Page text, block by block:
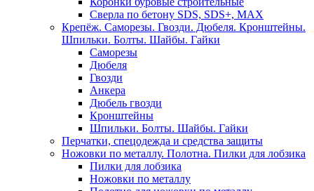
Сверла по бетону SDS, SDS+, MAX
Крепёж. Саморезы. Гвозди. Дюбеля. Кронштейны.
Шпильки. Болты. Шайбы. Гайки
Саморезы
Дюбеля
Гвозди
Анкера
Дюбель гвозди
Кронштейны
Шпильки. Болты. Шайбы. Гайки
Перчатки, спецодежда и средства защиты
Ножовки по металлу. Полотна. Пилки для лобзика
Пилки для лобзика
Ножовки по металлу